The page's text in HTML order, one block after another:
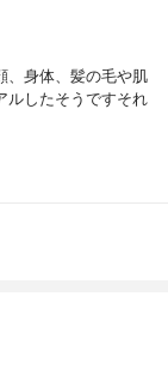
、身体、髪の毛や肌
ルしたそうです⁡⁡⁡それ